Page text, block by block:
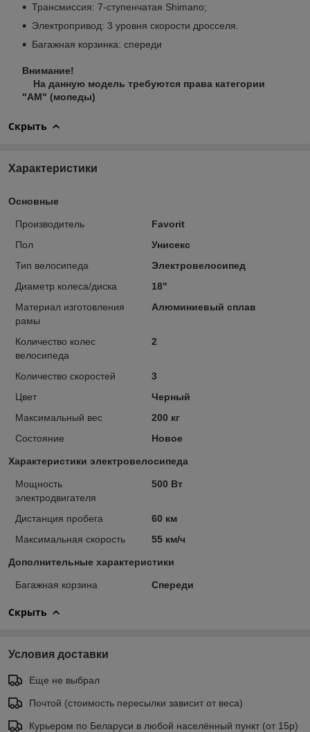
Трансмиссия: 7-ступенчатая Shimano;
Электропривод: 3 уровня скорости дросселя.
Багажная корзинка: спереди
Внимание!
На данную модель требуются права категории
"АМ" (мопеды)
Скрыть
Характеристики
Основные
Производитель
Favorit
Пол
Унисекс
Тип велосипеда
Электровелосипед
Диаметр колеса/диска
18"
Материал изготовления
рамы
Алюминиевый сплав
Количество колес
велосипеда
2
Количество скоростей
3
Цвет
Черный
Максимальный вес
200 кг
Состояние
Новое
Характеристики электровелосипеда
Мощность
электродвигателя
500 Вт
Дистанция пробега
60 км
Максимальная скорость
55 км/ч
Дополнительные характеристики
Багажная корзина Спереди
Скрыть
Условия доставки
Еще не выбрал
Почтой (стоимость пересылки зависит от веса)
Курьером по Беларуси в любой населённый пункт (от 15р)